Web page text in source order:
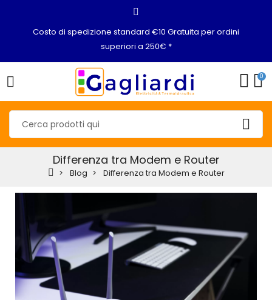
Costo di spedizione standard €10 Gratuita per ordini
superiori a 250€ *
0
Differenza tra Modem e Router
Blog Differenza tra Modem e Router